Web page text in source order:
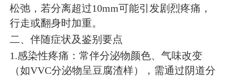
松弛，若分离超过10mm可能引发剧烈疼痛，
行走或翻身时加重。
二、伴随症状及鉴别要点
1.感染性疼痛：常伴分泌物颜色、气味改变
（如VVC分泌物呈豆腐渣样），需通过阴道分